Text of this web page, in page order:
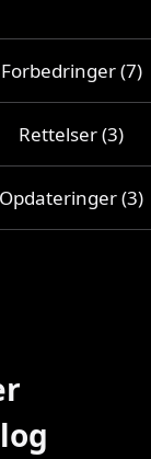
Forbedringer (7)
Rettelser (3)
Opdateringer (3)